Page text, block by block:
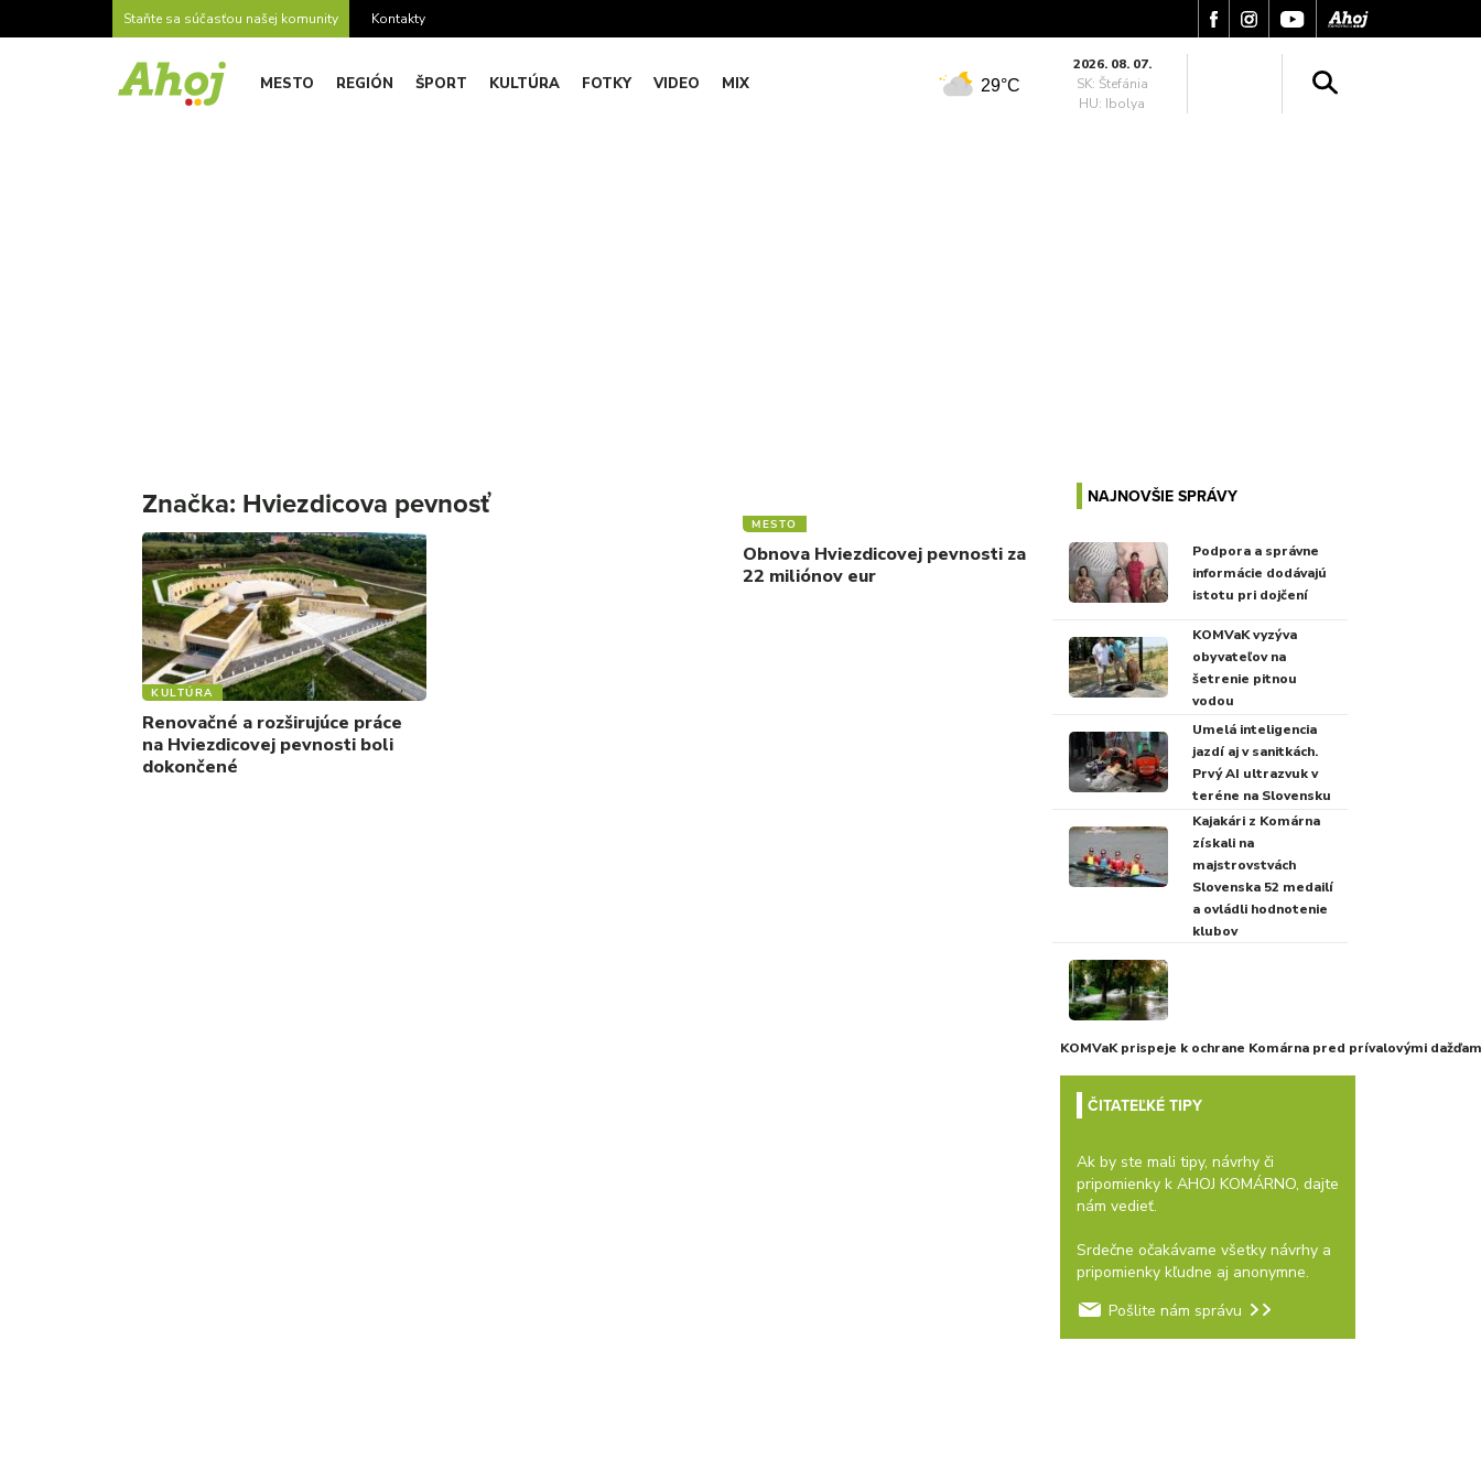
Staňte sa súčasťou našej komunity Kontakty
MESTO REGIÓN ŠPORT KULTÚRA FOTKY VIDEO MIX 29°C
2026. 08. 07.
SK: Štefánia
HU: Ibolya
Značka: Hviezdicova pevnosť
KULTÚRA
Renovačné a rozširujúce práce
na Hviezdicovej pevnosti boli
dokončené
MESTO
Obnova Hviezdicovej pevnosti za
22 miliónov eur
NAJNOVŠIE SPRÁVY
Podpora a správne
informácie dodávajú
istotu pri dojčení
KOMVaK vyzýva
obyvateľov na
šetrenie pitnou
vodou
Umelá inteligencia
jazdí aj v sanitkách.
Prvý AI ultrazvuk v
teréne na Slovensku
Kajakári z Komárna
získali na
majstrovstvách
Slovenska 52 medailí
a ovládli hodnotenie
klubov
KOMVaK prispeje k ochrane Komárna pred prívalovými
ČITATEĽKÉ TIPY
Ak by ste mali tipy, návrhy či
pripomienky k AHOJ KOMÁRNO, dajte
nám vedieť.
Srdečne očakávame všetky návrhy a
pripomienky kľudne aj anonymne.
Pošlite nám správu